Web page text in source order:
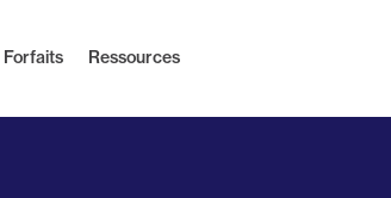
Forfaits Ressources